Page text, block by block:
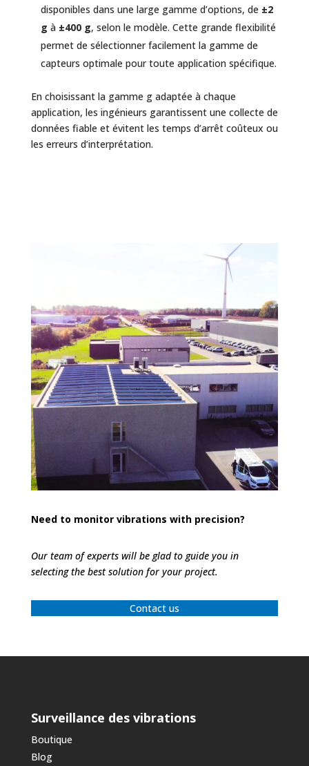
disponibles dans une large gamme d’options, de ±2
g à ±400 g, selon le modèle. Cette grande flexibilité
permet de sélectionner facilement la gamme de
capteurs optimale pour toute application spécifique.
En choisissant la gamme g adaptée à chaque
application, les ingénieurs garantissent une collecte de
données fiable et évitent les temps d’arrêt coûteux ou
les erreurs d’interprétation.
Need to monitor vibrations with precision?
Our team of experts will be glad to guide you in
selecting the best solution for your project.
Contact us
Surveillance des vibrations
Boutique
Blog